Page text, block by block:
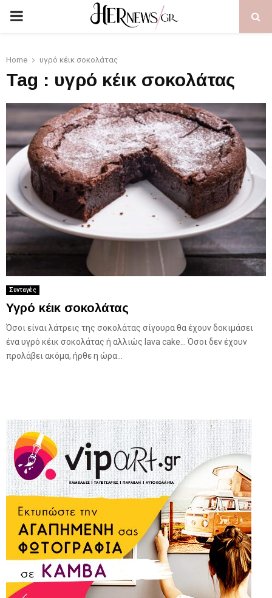
PRIMARY
Home υγρό κέικ σοκολάτας
Tag : υγρό κέικ σοκολάτας
Συνταγές
Υγρό κέικ σοκολάτας
Όσοι είναι λάτρεις της σοκολάτας σίγουρα θα έχουν δοκιμάσει
ένα υγρό κέικ σοκολάτας ή αλλιώς lava cake… Όσοι δεν έχουν
προλάβει ακόμα, ήρθε η ώρα...